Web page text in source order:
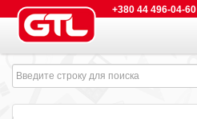
+380 44 496-04-60